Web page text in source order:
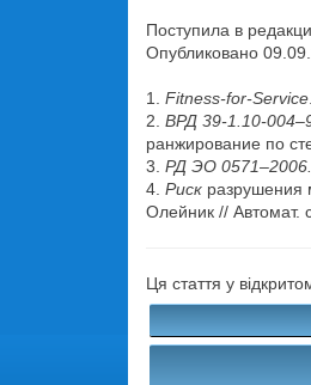
Поступила в
Опубликовано
1. Fitness-for-Service
2. ВРД 39-1.10-
ранжирование по
3. РД ЭО 0571–2006.
4. Риск разрушения
Олейник //
Ця стаття у